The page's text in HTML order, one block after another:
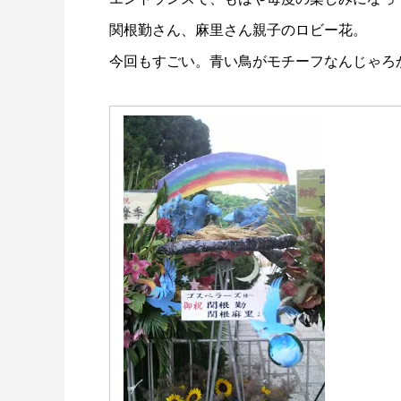
関根勤さん、麻里さん親子のロビー花。
今回もすごい。青い鳥がモチーフなんじゃろ